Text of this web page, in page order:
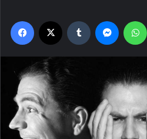
Facebook Tumblr